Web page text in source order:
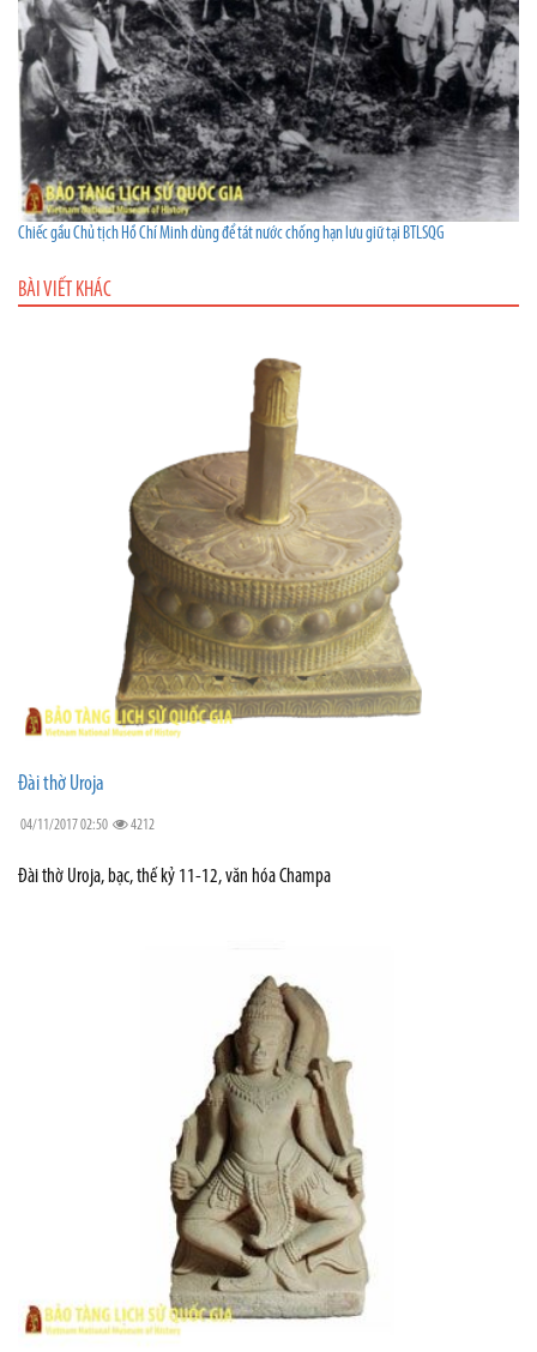
Chiếc gầu Chủ tịch Hồ Chí Minh dùng để tát nước chống hạn lưu giữ tại BTLSQG
BÀI VIẾT KHÁC
Đài thờ Uroja
04/11/2017 02:50 4212
Đài thờ Uroja, bạc, thế kỷ 11-12, văn hóa Champa